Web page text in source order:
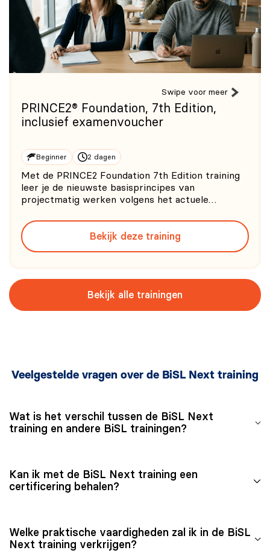
Swipe voor meer
PRINCE2® Foundation, 7th Edition,
inclusief examenvoucher
Beginner 2 dagen
Met de PRINCE2 Foundation 7th Edition training
leer je de nieuwste basisprincipes van
projectmatig werken volgens het actuele
methode voor projectmanagement wereldwijd.
Verder biedt de training PRINCE2® Foundation,
7th Edition jou de essentiële kennis en pr
Bekijk deze training
Bekijk alle trainingen
Veelgestelde vragen over de BiSL Next training
Wat is het verschil tussen de BiSL Next
training en andere BiSL trainingen?
het oorspronkelijke BiSL framework en is gericht zich
op de basisprincipes van Business Information
is bedoeld voor professionals die het BiSL model
praktisch toe willen passen binnen hun organisatie.
Kan ik met de BiSL Next training een
certificering behalen?
het BiSL Next examen, waarmee je de internationaal
erkende BiSL Next certificering kunt behalen om jouw
Welke praktische vaardigheden zal ik in de BiSL
Next training verkrijgen?